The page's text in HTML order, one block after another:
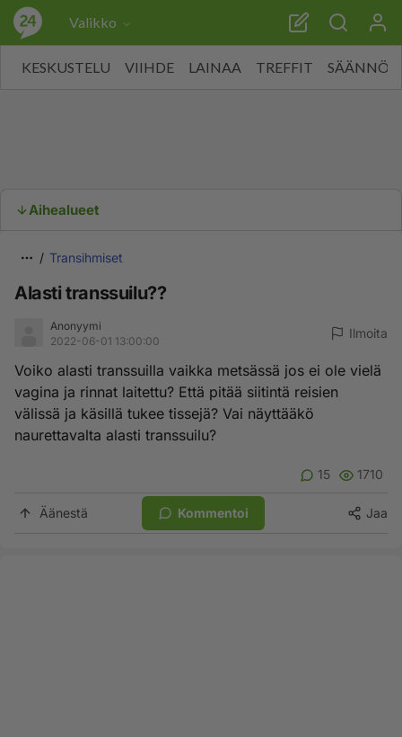
Valikko
KESKUSTELU VIIHDE LAINAA TREFFIT SÄÄNNÖT
Aihealueet
Transihmiset
Alasti transsuilu??
Anonyymi
2022-06-01 13:00:00
Ilmoita
Voiko alasti transsuilla vaikka metsässä jos ei ole vielä
vagina ja rinnat laitettu? Että pitää siitintä reisien
välissä ja käsillä tukee tissejä? Vai näyttääkö
naurettavalta alasti transsuilu?
15 1710
Äänestä Kommentoi Jaa